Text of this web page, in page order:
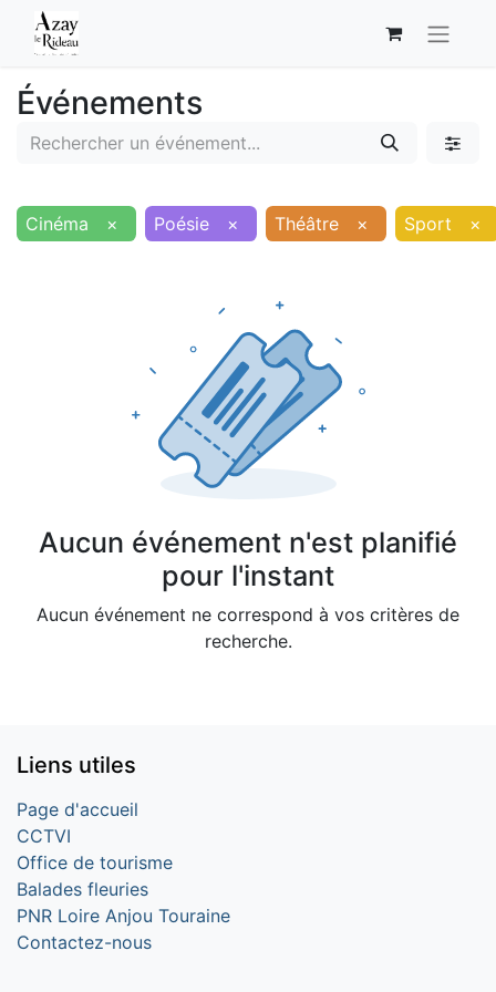
Événements
Cinéma × Poésie × Théâtre × Sport ×
Aucun événement n'est planifié
pour l'instant
Aucun événement ne correspond à vos critères de
recherche.
Liens utiles
Page d'accueil
CCTVI
Office de tourisme
Balades fleuries
PNR Loire Anjou Touraine
Contactez-nous